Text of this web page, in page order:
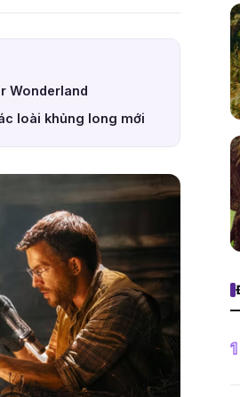
Wonderland
loài khủng long mới
1